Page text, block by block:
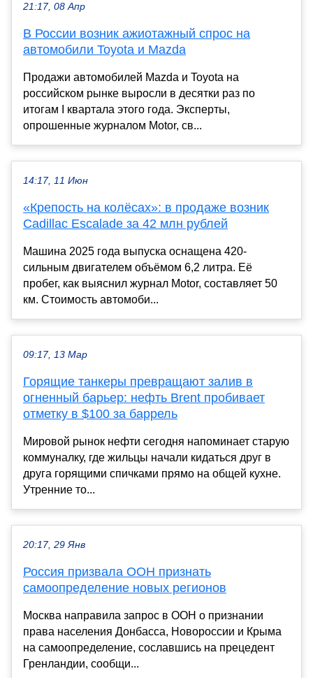
21:17, 08 Апр
В России возник ажиотажный спрос на
автомобили Toyota и Mazda
Продажи автомобилей Mazda и Toyota на
российском рынке выросли в десятки раз по
итогам I квартала этого года. Эксперты,
опрошенные журналом Motor, св...
14:17, 11 Июн
«Крепость на колёсах»: в продаже возник
Cadillac Escalade за 42 млн рублей
Машина 2025 года выпуска оснащена 420-
сильным двигателем объёмом 6,2 литра. Её
пробег, как выяснил журнал Motor, составляет 50
км. Стоимость автомоби...
09:17, 13 Мар
Горящие танкеры превращают залив в
огненный барьер: нефть Brent пробивает
отметку в $100 за баррель
Мировой рынок нефти сегодня напоминает старую
коммуналку, где жильцы начали кидаться друг в
друга горящими спичками прямо на общей кухне.
Утренние то...
20:17, 29 Янв
Россия призвала ООН признать
самоопределение новых регионов
Москва направила запрос в ООН о признании
права населения Донбасса, Новороссии и Крыма
на самоопределение, сославшись на прецедент
Гренландии, сообщи...